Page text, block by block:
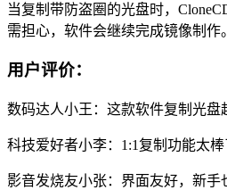
当复制带防盗圈的光盘时，
需担心，软件会继续完成镜像制作。
用户评价：
数码达人小王：这款软件复制光盘
科技爱好者小李：1:1复制功能太
影音发烧友小张：界面友好，新手